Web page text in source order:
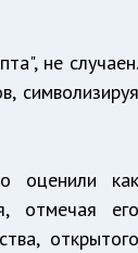
не случаен.
символизируя
оценили как
отмечая его
открытого